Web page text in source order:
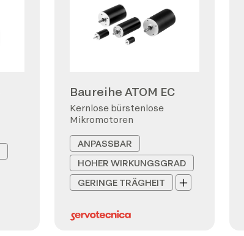
Baureihe ATOM EC
Kernlose bürstenlose
Mikromotoren
ANPASSBAR
HOHER WIRKUNGSGRAD
GERINGE TRÄGHEIT